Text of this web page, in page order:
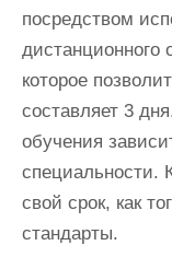
посредством
которое
составляет 3
обучения
специальности.
свой срок, как
стандарты.